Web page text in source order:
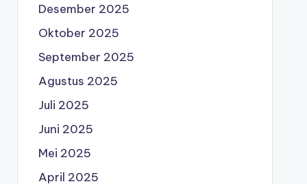
Desember 2025
Oktober 2025
September 2025
Agustus 2025
Juli 2025
Juni 2025
Mei 2025
April 2025